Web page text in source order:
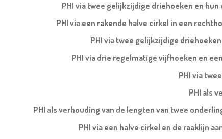
PHI via twee gelijkzijdige driehoeken en
PHI via een rakende halve cirkel in een
PHI via twee gelijkzijdige
PHI via drie regelmatige vijfhoeken en
PHI via
PHI als
PHI als verhouding van de lengten van twee
PHI via een halve cirkel en de raaklijn